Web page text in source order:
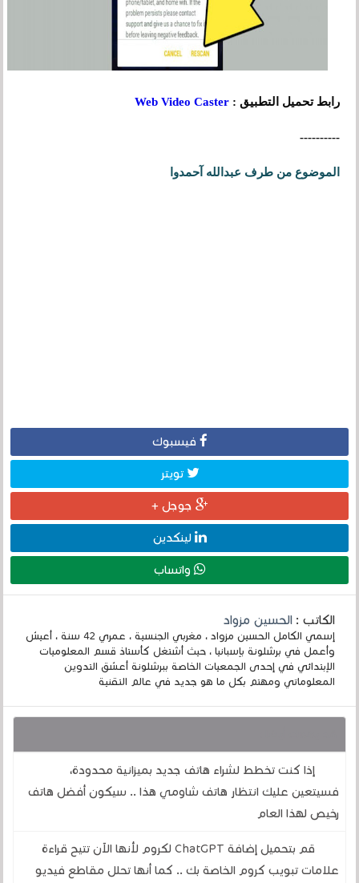
رابط تحميل التطبيق :Web Video Caster
----------
الموضوع من طرف عبدالله آحمدوا
فيسبوك
تويتر
جوجل +
لينكدين
واتساب
الكاتب :الحسين مزواد
إسمي الكامل الحسين مزواد ، مغربي الجنسية ، عمري 42 سنة ، أعيش
وأعمل في برشلونة بإسبانيا ، حيث أشتغل كأستاذ قسم المعلوميات
الإبتدائي في إحدى الجمعيات الخاصة ببرشلونة أعشق التدوين
المعلوماتي ومهتم بكل ما هو جديد في عالم التقنية
إذا كنت تخطط لشراء هاتف جديد بميزانية محدودة،
فسيتعين عليك انتظار هاتف شاومي هذا .. سيكون أفضل هاتف
رخيص لهذا العام
قم بتحميل إضافة ChatGPT لكروم لأنها الآن تتيح قراءة
علامات تبويب كروم الخاصة بك .. كما أنها تحلل مقاطع فيديو